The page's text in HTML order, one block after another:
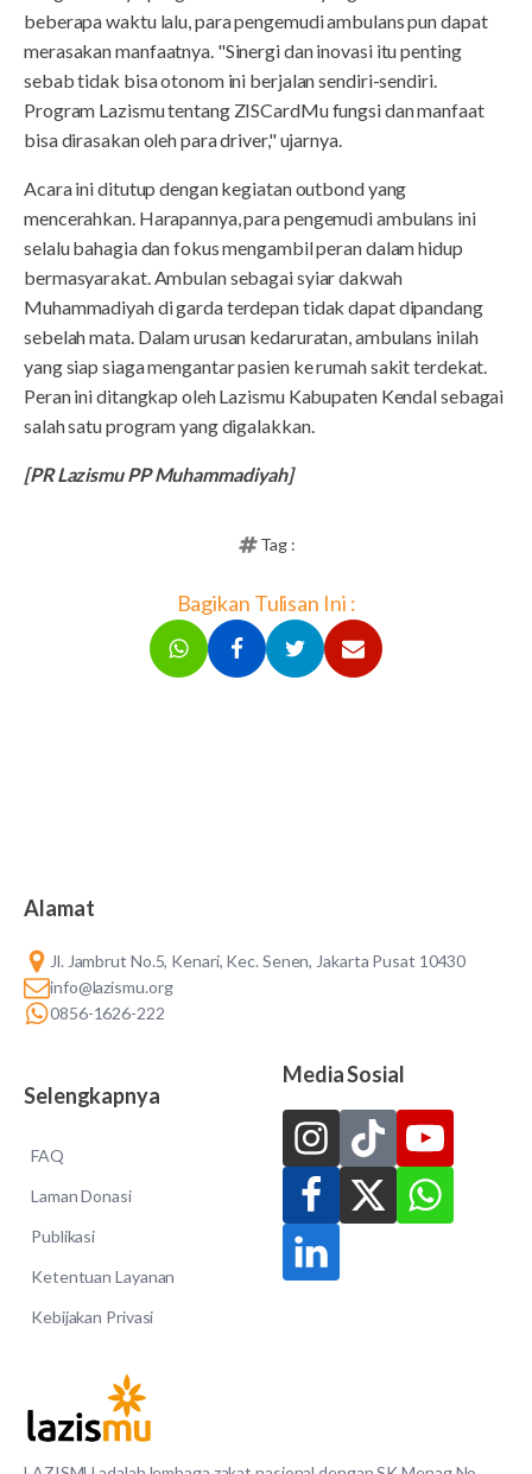
beberapa waktu lalu, para pengemudi ambulans pun dapat
merasakan manfaatnya. "Sinergi dan inovasi itu penting
sebab tidak bisa otonom ini berjalan sendiri-sendiri.
Program Lazismu tentang ZISCardMu fungsi dan manfaat
bisa dirasakan oleh para driver," ujarnya.
Acara ini ditutup dengan kegiatan outbond yang
mencerahkan. Harapannya, para pengemudi ambulans ini
selalu bahagia dan fokus mengambil peran dalam hidup
bermasyarakat. Ambulan sebagai syiar dakwah
Muhammadiyah di garda terdepan tidak dapat dipandang
sebelah mata. Dalam urusan kedaruratan, ambulans inilah
yang siap siaga mengantar pasien ke rumah sakit terdekat.
Peran ini ditangkap oleh Lazismu Kabupaten Kendal sebagai
salah satu program yang digalakkan.
[PR Lazismu PP Muhammadiyah]
Tag :
Bagikan Tulisan Ini :
Alamat
Jl. Jambrut No.5, Kenari, Kec. Senen, Jakarta Pusat 10430
info@lazismu.org
0856-1626-222
Selengkapnya
FAQ
Laman Donasi
Publikasi
Ketentuan Layanan
Kebijakan Privasi
Media Sosial